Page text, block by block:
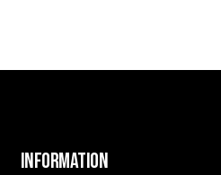
Information